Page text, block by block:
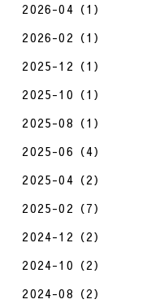
2026-04（1）
2026-02（1）
2025-12（1）
2025-10（1）
2025-08（1）
2025-06（4）
2025-04（2）
2025-02（7）
2024-12（2）
2024-10（2）
2024-08（2）